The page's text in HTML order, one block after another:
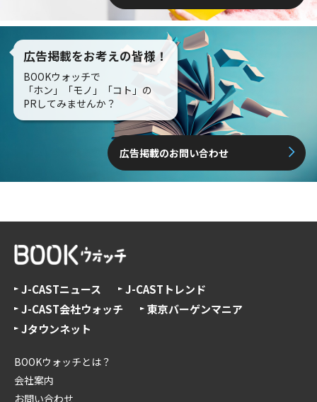
広告掲載をお考えの皆様！
BOOKウォッチで
「ホン」「モノ」「コト」の
PRしてみませんか？
広告掲載のお問い合わせ
J-CASTニュース
J-CASTトレンド
J-CAST会社ウォッチ
東京バーゲンマニア
Jタウンネット
BOOKウォッチとは？
会社案内
お問い合わせ